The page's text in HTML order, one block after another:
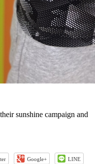
sunshine campaign and
Google+ LINE